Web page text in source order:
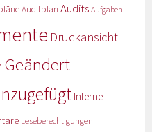
Auditplan Audits Aufgaben
Druckansicht
Geändert
Interne
Leseberechtigungen